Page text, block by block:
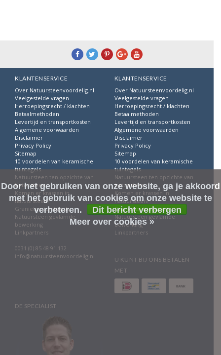
KLANTENSERVICE
Over Natuursteenvoordelig.nl
Veelgestelde vragen
Herroepingsrecht / klachten
Betaalmethoden
Levertijd en transportkosten
Algemene voorwaarden
Disclaimer
Privacy Policy
Sitemap
10 voordelen van keramische
tuintegels
Natuursteen ten opzichte van
betonsteen
Komen er krassen in
natuursteen?
Granieten tuintegels
Natuursteen gevlamde
bewerking
Linkpartners
0031 (0) 85 48 91 132
info@natuursteenvoordelig.nl
KLANTENSERVICE
Over Natuursteenvoordelig.nl
Veelgestelde vragen
Herroepingsrecht / klachten
Betaalmethoden
Levertijd en transportkosten
Algemene voorwaarden
Disclaimer
Privacy Policy
Sitemap
10 voordelen van keramische
tuintegels
Natuursteen ten opzichte van
betonsteen
Komen er krassen in
natuursteen?
Granieten tuintegels
Natuursteen gevlamde
bewerking
Linkpartners
U KUNT BIJ ONS BETALEN
MET
DE SPECIALIST
Door het gebruiken van onze website, ga je akkoord
met het gebruik van cookies om onze website te
verbeteren.
Dit bericht verbergen
Meer over cookies »